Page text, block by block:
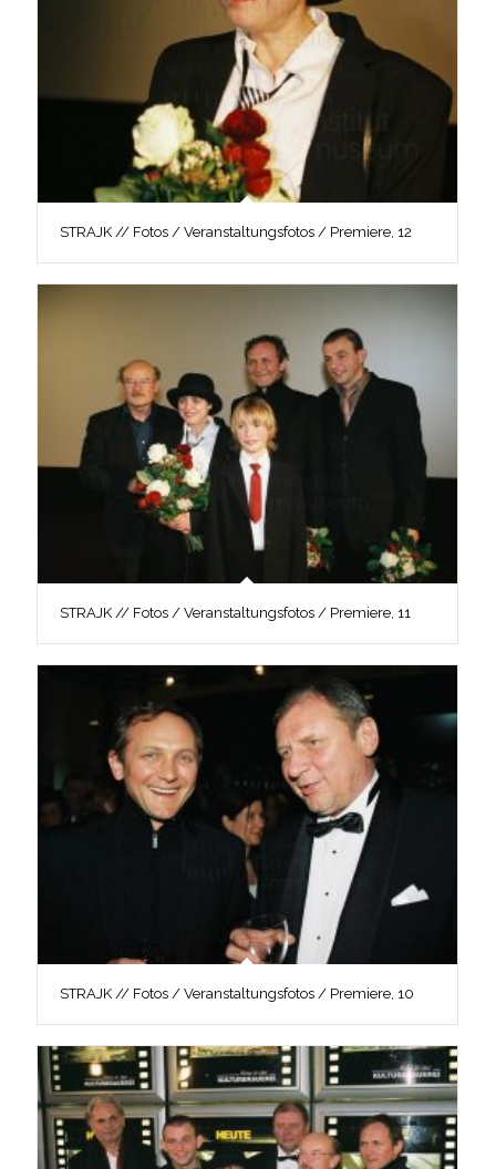
STRAJK // Fotos / Veranstaltungsfotos / Premiere, 12
STRAJK // Fotos / Veranstaltungsfotos / Premiere, 11
STRAJK // Fotos / Veranstaltungsfotos / Premiere, 10